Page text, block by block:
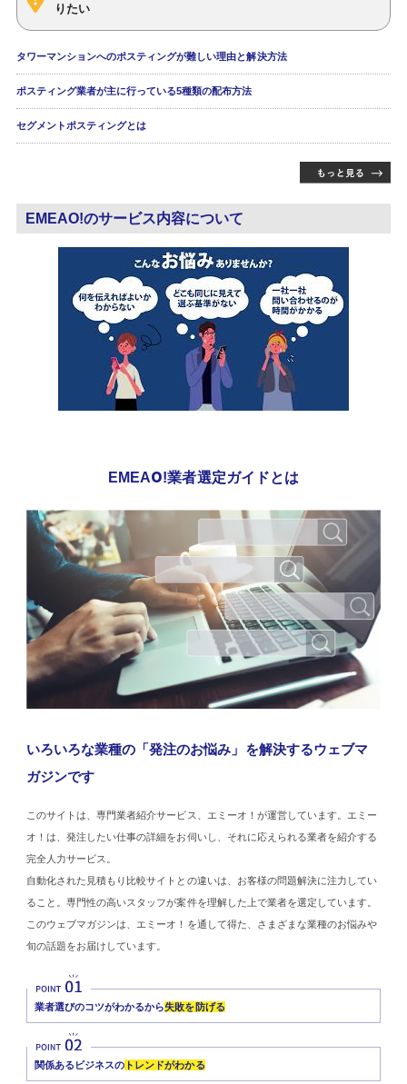
りたい
タワーマンションへのポスティングが難しい理由と解決方法
ポスティング業者が主に行っている5種類の配布方法
セグメントポスティングとは
EMEAO!のサービス内容について
EMEAO!業者選定ガイドとは
いろいろな業種の「発注のお悩み」を解決するウェブマ
ガジンです
このサイトは、専門業者紹介サービス、エミーオ！が運営しています。エミー
オ！は、発注したい仕事の詳細をお伺いし、それに応えられる業者を紹介する
完全人力サービス。
自動化された見積もり比較サイトとの違いは、お客様の問題解決に注力してい
ること。専門性の高いスタッフが案件を理解した上で業者を選定しています。
このウェブマガジンは、エミーオ！を通して得た、さまざまな業種のお悩みや
旬の話題をお届けしています。
業者選びのコツがわかるから失敗を防げる
関係あるビジネスの トレンドがわかる